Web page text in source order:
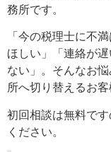
務所です。
「今の税理士に不
ほしい」「連絡が
ない」。そんなお
所へ切り替えるお
初回相談は無料で
ください。